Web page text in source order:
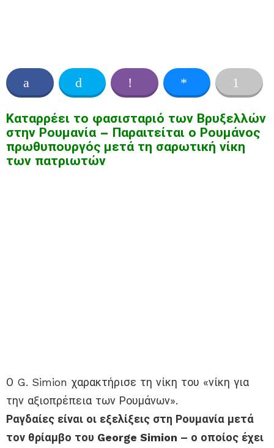
Καταρρέει το φασισταριό των Βρυξελλών
στην Ρουμανία – Παραιτείται ο Ρουμάνος
πρωθυπουργός μετά τη σαρωτική νίκη
των πατριωτών
Ο G. Simion χαρακτήρισε τη νίκη του «νίκη για
την αξιοπρέπεια των Ρουμάνων».
Ραγδαίες είναι οι εξελίξεις στη Ρουμανία μετά
τον θρίαμβο του George Simion – ο οποίος έχει